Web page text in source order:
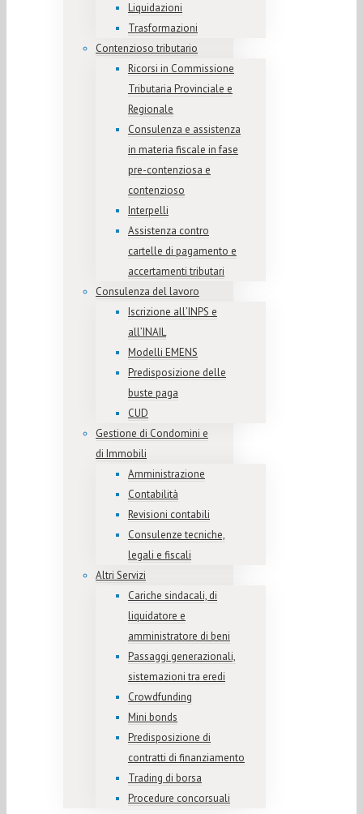
Liquidazioni
Trasformazioni
Contenzioso tributario
Ricorsi in Commissione
Tributaria Provinciale e
Regionale
Consulenza e assistenza
in materia fiscale in fase
pre-contenziosa e
contenzioso
Interpelli
Assistenza contro
cartelle di pagamento e
accertamenti tributari
Consulenza del lavoro
Iscrizione all’INPS e
all’INAIL
Modelli EMENS
Predisposizione delle
buste paga
CUD
Gestione di Condomini e
di Immobili
Amministrazione
Contabilità
Revisioni contabili
Consulenze tecniche,
legali e fiscali
Altri Servizi
Cariche sindacali, di
liquidatore e
amministratore di beni
Passaggi generazionali,
sistemazioni tra eredi
Crowdfunding
Mini bonds
Predisposizione di
contratti di finanziamento
Trading di borsa
Procedure concorsuali